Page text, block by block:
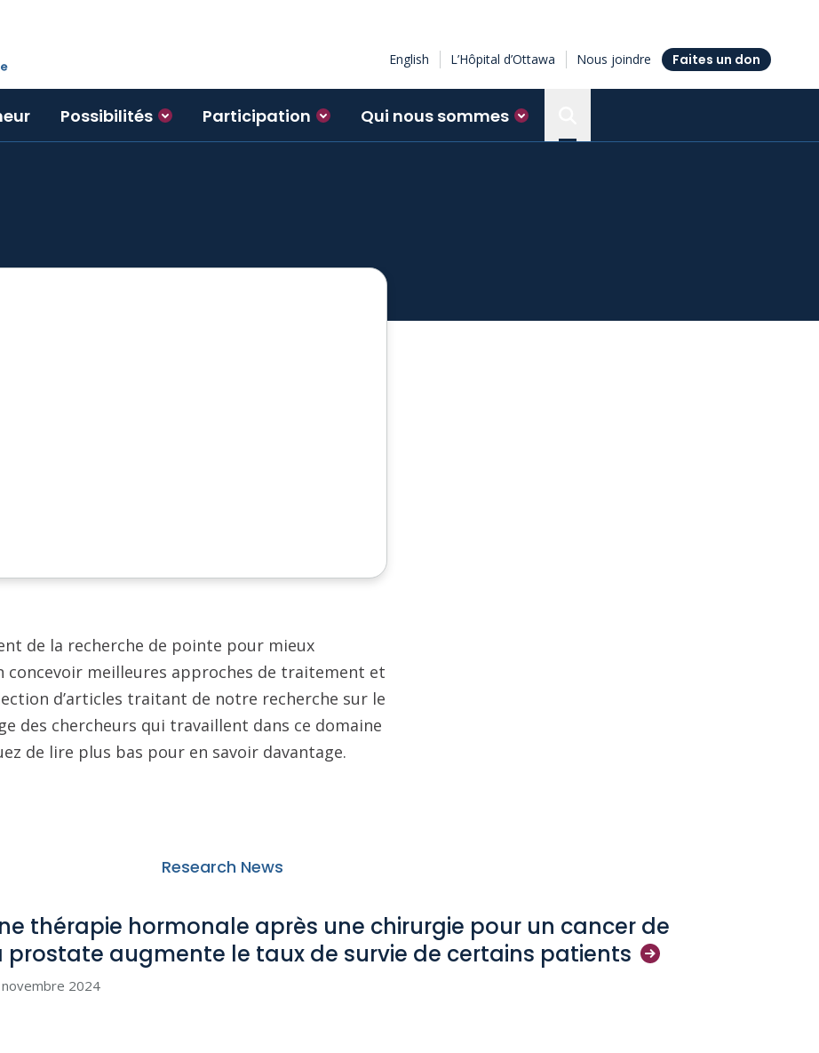
English L’Hôpital d’Ottawa Nous joindre Faites un don
Possibilités Participation Qui nous sommes
de la recherche de pointe pour mieux
meilleures approches de traitement et
d’articles traitant de notre recherche sur le
des chercheurs qui travaillent dans ce domaine
de lire plus bas pour en savoir davantage.
Research News
thérapie hormonale après une chirurgie pour un cancer de
prostate augmente le taux de survie de certains patients
2024